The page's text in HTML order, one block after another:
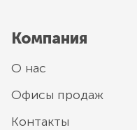
Компания
О нас
Офисы продаж
Контакты